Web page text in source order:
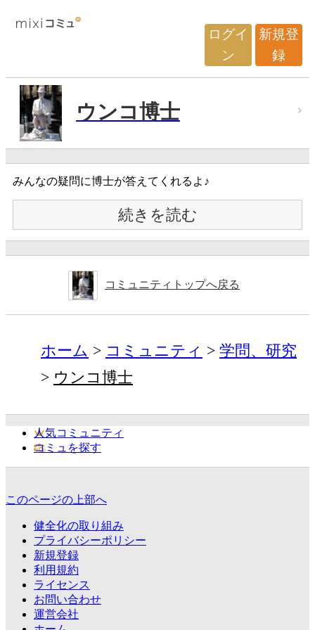
ログイ
ン
新規登
録
ウンコ博士
みんなの疑問に博士が答えてくれるよ♪
続きを読む
コミュニティトップへ戻る
ホーム コミュニティ
学問、研究
ウンコ博士
人気コミュニティ
コミュを探す
このページの上部へ
健全化の取り組み
プライバシーポリシー
新規登録
利用規約
ライセンス
お問い合わせ
運営会社